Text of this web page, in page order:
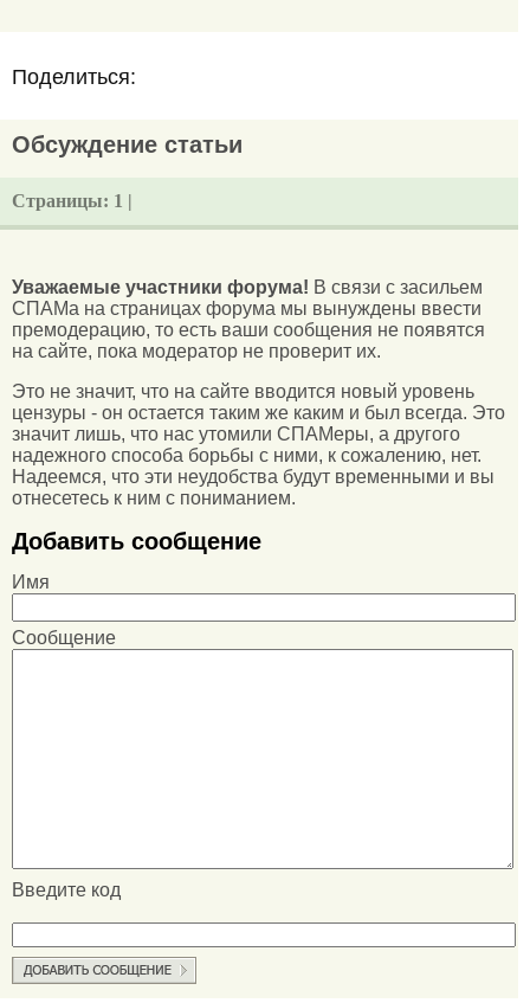
Поделиться:
Обсуждение статьи
Страницы: 1 |
Уважаемые участники форума! В связи с засильем
СПАМа на страницах форума мы вынуждены ввести
премодерацию, то есть ваши сообщения не появятся
на сайте, пока модератор не проверит их.
Это не значит, что на сайте вводится новый уровень
цензуры - он остается таким же каким и был всегда. Это
значит лишь, что нас утомили СПАМеры, а другого
надежного способа борьбы с ними, к сожалению, нет.
Надеемся, что эти неудобства будут временными и вы
отнесетесь к ним с пониманием.
Добавить сообщение
Имя
Сообщение
Введите код